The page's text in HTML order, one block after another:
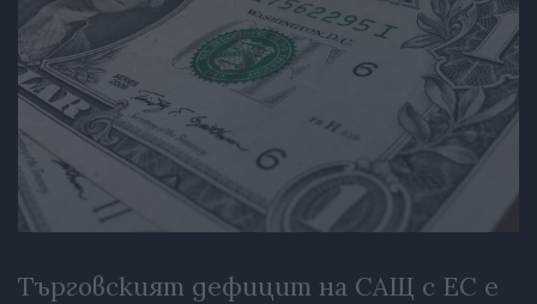
Търговският дефицит на САЩ с ЕС е